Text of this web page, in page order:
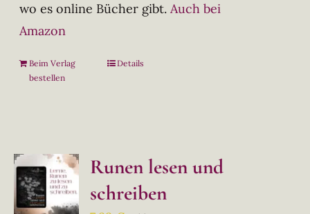
wo es online Bücher gibt.Auch bei
Amazon
Beim Verlag
bestellen
Details
Runen lesen und
schreiben